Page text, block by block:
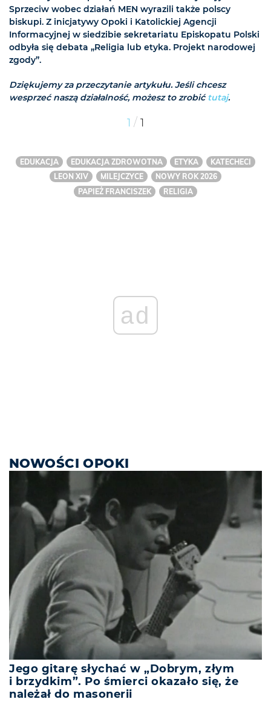
Sprzeciw wobec działań MEN wyrazili także polscy
biskupi. Z inicjatywy Opoki i Katolickiej Agencji
Informacyjnej w siedzibie sekretariatu Episkopatu Polski
odbyła się debata „Religia lub etyka. Projekt narodowej
zgody”.
Dziękujemy za przeczytanie artykułu. Jeśli chcesz
wesprzeć naszą działalność, możesz to zrobićtutaj.
1 / 1
EDUKACJA EDUKACJA ZDROWOTNA ETYKA
KATECHECI
LEON XIV
MILEJCZYCE
NOWY ROK 2026
PAPIEŻ FRANCISZEK
RELIGIA
ad
NOWOŚCI OPOKI
Jego gitarę słychać w „Dobrym, złym
i brzydkim”. Po śmierci okazało się, że
należał do masonerii